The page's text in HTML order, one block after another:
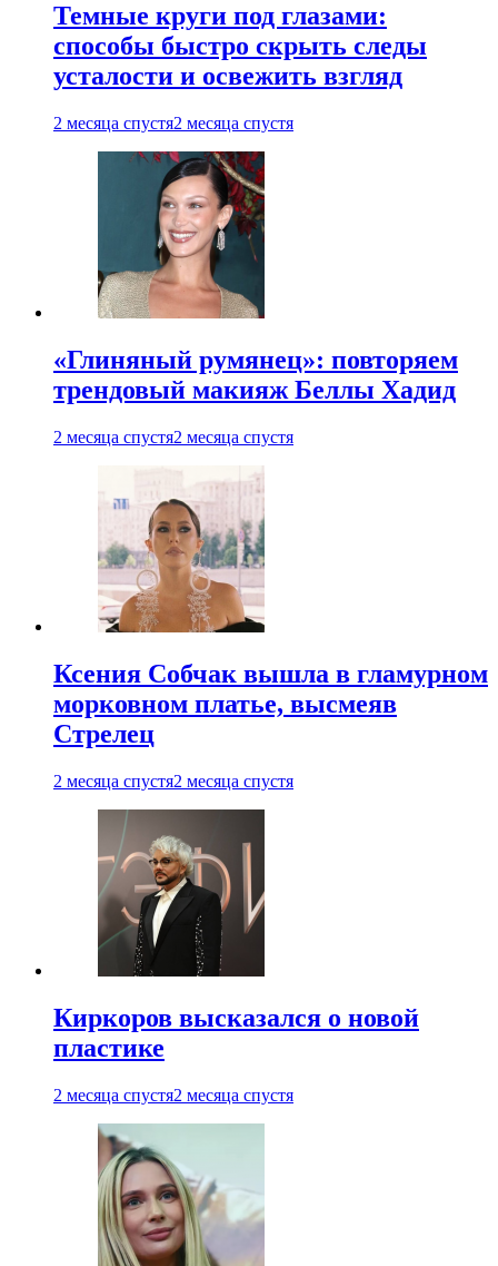
Темные круги под глазами:
способы быстро скрыть следы
усталости и освежить взгляд
2 месяца спустя2 месяца спустя
«Глиняный румянец»: повторяем
трендовый макияж Беллы Хадид
2 месяца спустя2 месяца спустя
Ксения Собчак вышла в гламурном
морковном платье, высмеяв
Стрелец
2 месяца спустя2 месяца спустя
Киркоров высказался о новой
пластике
2 месяца спустя2 месяца спустя